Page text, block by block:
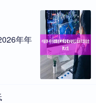
年年